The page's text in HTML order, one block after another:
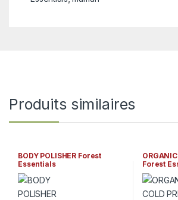
Produits similaires
BODY POLISHER Forest
Essentials
Forest